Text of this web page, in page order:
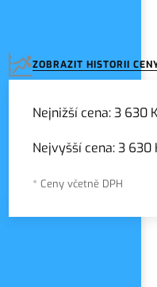
ZOBRAZIT HISTORII
Nejnižší cena:3 630
Nejvyšší cena:3 630
* Ceny včetně DPH